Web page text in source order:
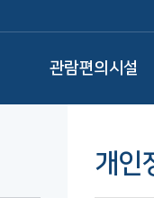
관람편의시설
개인